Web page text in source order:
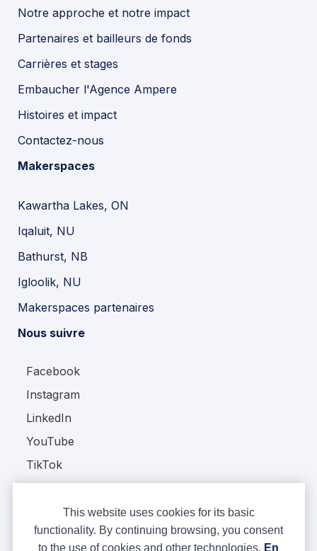
Notre approche et notre impact
Partenaires et bailleurs de fonds
Carrières et stages
Embaucher l'Agence Ampere
Histoires et impact
Contactez-nous
Makerspaces
Kawartha Lakes, ON
Iqaluit, NU
Bathurst, NB
Igloolik, NU
Makerspaces partenaires
Nous suivre
Facebook
Instagram
LinkedIn
YouTube
TikTok
This website uses cookies for its basic
functionality. By continuing browsing, you consent
to the use of cookies and other technologies. En